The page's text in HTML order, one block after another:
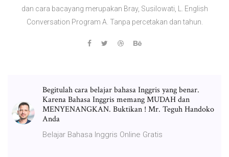
dan cara bacayang merupakan Bray, Susilowati, L. English
Conversation Program A. Tanpa percetakan dan tahun.
Begitulah cara belajar bahasa Inggris yang benar.
Karena Bahasa Inggris memang MUDAH dan
MENYENANGKAN. Buktikan ! Mr. Teguh Handoko
Anda
Belajar Bahasa Inggris Online Gratis